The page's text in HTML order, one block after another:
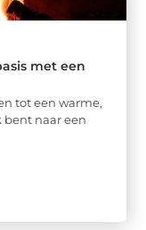
met een
tot een warme,
bent naar een